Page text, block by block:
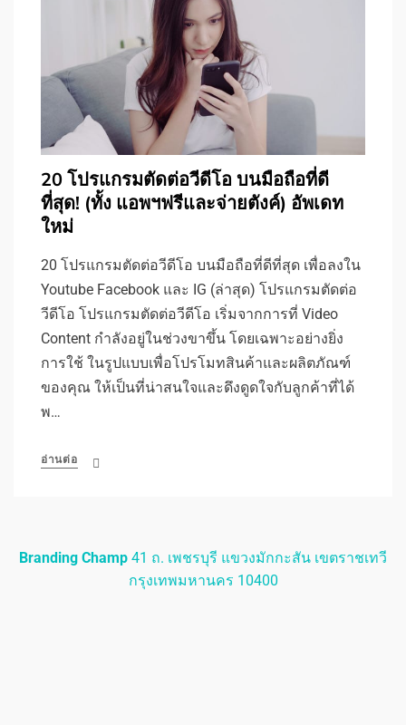
20 โปรแกรมตัดต่อวีดีโอ บนมือถือที่ดี
ที่สุด! (ทั้ง แอพฯฟรีและจ่ายตังค์) อัพเดท
ใหม่
20 โปรแกรมตัดต่อวีดีโอ บนมือถือที่ดีที่สุด เพื่อลงใน
Youtube Facebook และ IG (ล่าสุด) โปรแกรมตัดต่อ
วีดีโอ โปรแกรมตัดต่อวีดีโอ เริ่มจากการที่ Video
Content กำลังอยู่ในช่วงขาขึ้น โดยเฉพาะอย่างยิ่ง
การใช้ ในรูปแบบเพื่อโปรโมทสินค้าและผลิตภัณฑ์
ของคุณ ให้เป็นที่น่าสนใจและดึงดูดใจกับลูกค้าที่ได้
พ…
อ่านต่อ
Branding Champ 41 ถ. เพชรบุรี แขวงมักกะสัน เขตราชเทวี
กรุงเทพมหานคร 10400